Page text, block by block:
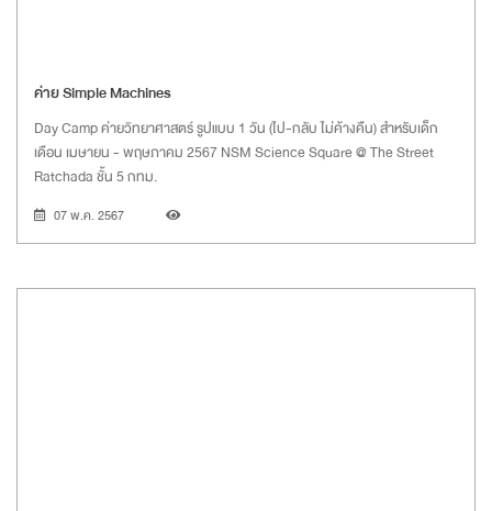
ค่าย Simple Machines
Day Camp ค่ายวิทยาศาสตร์ รูปแบบ 1 วัน (ไป-กลับ ไม่ค้างคืน) สำหรับเด็ก
เดือน เมษายน - พฤษภาคม 2567 NSM Science Square @ The Street
Ratchada ชั้น 5 กทม.
07 พ.ค. 2567